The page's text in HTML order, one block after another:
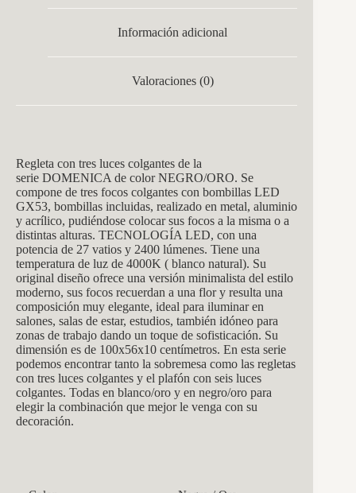
Información adicional
Valoraciones (0)
Regleta con tres luces colgantes de la
serie DOMENICA de color NEGRO/ORO. Se
compone de tres focos colgantes con bombillas LED
GX53, bombillas incluidas, realizado en metal, aluminio
y acrílico, pudiéndose colocar sus focos a la misma o a
distintas alturas. TECNOLOGÍA LED, con una
potencia de 27 vatios y 2400 lúmenes. Tiene una
temperatura de luz de 4000K ( blanco natural). Su
original diseño ofrece una versión minimalista del estilo
moderno, sus focos recuerdan a una flor y resulta una
composición muy elegante, ideal para iluminar en
salones, salas de estar, estudios, también idóneo para
zonas de trabajo dando un toque de sofisticación. Su
dimensión es de 100x56x10 centímetros. En esta serie
podemos encontrar tanto la sobremesa como las regletas
con tres luces colgantes y el plafón con seis luces
colgantes. Todas en blanco/oro y en negro/oro para
elegir la combinación que mejor le venga con su
decoración.